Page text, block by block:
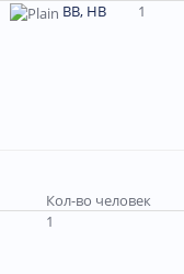
ВВ, НВ 1
Кол-во человек
1